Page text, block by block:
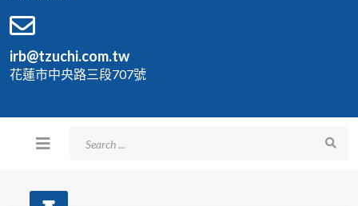
irb@tzuchi.com.tw
花蓮市中央路三段707號